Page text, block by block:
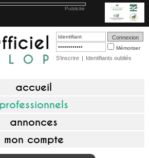
Publicité
Mémoriser
S'inscrire | Identifiants oubliés
accueil
professionnels
annonces
mon compte